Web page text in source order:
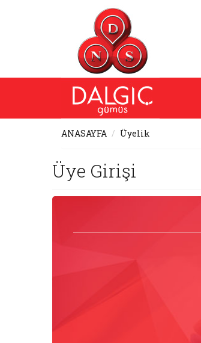
ANASAYFA Üyelik
Üye Girişi